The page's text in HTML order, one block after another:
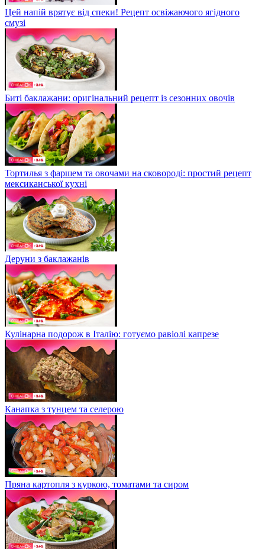
Цей напій врятує від спеки! Рецепт освіжаючого ягідного
смузі
Биті баклажани: оригінальний рецепт із сезонних овочів
Тортилья з фаршем та овочами на сковороді: простий рецепт
мексиканської кухні
Деруни з баклажанів
Кулінарна подорож в Італію: готуємо равіолі капрезе
Канапка з тунцем та селерою
Пряна картопля з куркою, томатами та сиром